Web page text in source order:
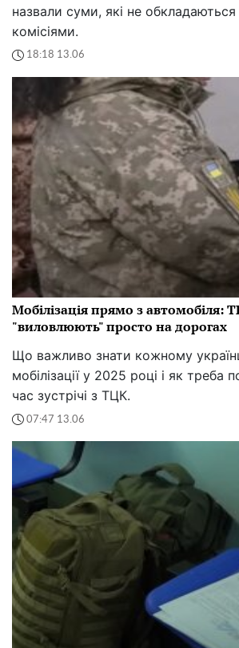
назвали суми, які не
комісіями.
18:18 13.06
Мобілізація прямо з автомобіля:
"виловлюють" просто на дорогах
Що важливо знати кожному
мобілізації у 2025 році і як треба
час зустрічі з ТЦК.
07:47 13.06